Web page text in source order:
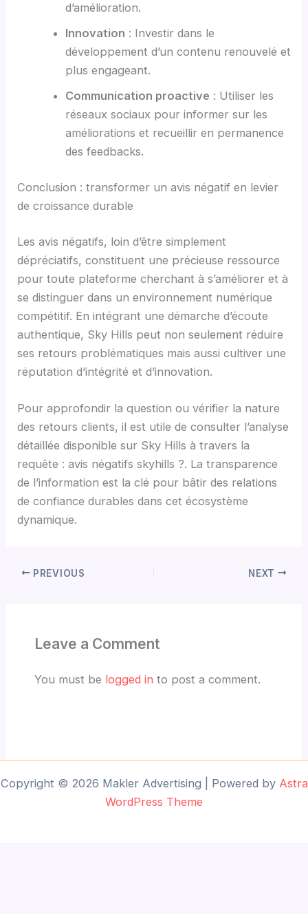
d’amélioration.
Innovation : Investir dans le
développement d’un contenu renouvelé et
plus engageant.
Communication proactive : Utiliser les
réseaux sociaux pour informer sur les
améliorations et recueillir en permanence
des feedbacks.
Conclusion : transformer un avis négatif en levier
de croissance durable
Les avis négatifs, loin d’être simplement
dépréciatifs, constituent une précieuse ressource
pour toute plateforme cherchant à s’améliorer et à
se distinguer dans un environnement numérique
compétitif. En intégrant une démarche d’écoute
authentique, Sky Hills peut non seulement réduire
ses retours problématiques mais aussi cultiver une
réputation d’intégrité et d’innovation.
Pour approfondir la question ou vérifier la nature
des retours clients, il est utile de consulter l’analyse
détaillée disponible sur Sky Hills à travers la
requête : avis négatifs skyhills ?. La transparence
de l’information est la clé pour bâtir des relations
de confiance durables dans cet écosystème
dynamique.
PREVIOUS NEXT
Leave a Comment
You must be logged in to post a comment.
Copyright © 2026 Makler Advertising | Powered by Astra
WordPress Theme